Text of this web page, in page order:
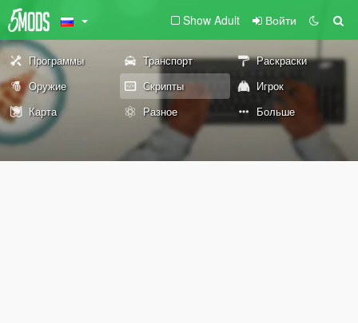
Show Adult Войти
Программы Транспорт
Раскраски
Оружие
Скрипты
Игрок
Карта
Разное Больше